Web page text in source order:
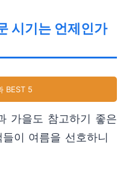
시기는 언제인가
BEST 5
가을도 참고하기 좋은
이 여름을 선호하니